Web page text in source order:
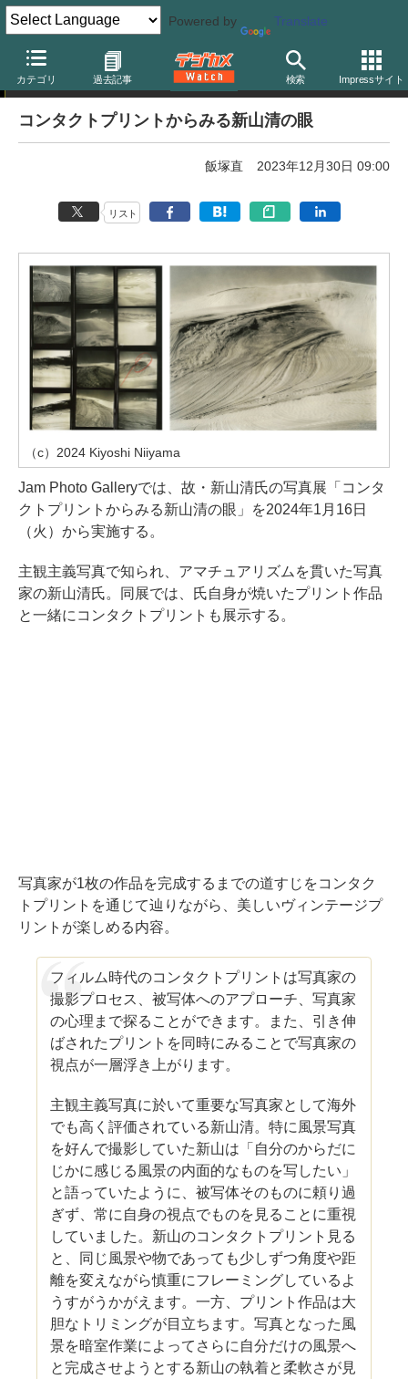
Powered by Translate
カテゴリ 過去記事 検索 Impressサイト
写真展告知
コンタクトプリントからみる新山清の眼
飯塚直 2023年12月30日 09:00
リスト
（c）2024 Kiyoshi Niiyama
Jam Photo Galleryでは、故・新山清氏の写真展「コンタ
クトプリントからみる新山清の眼」を2024年1月16日
（火）から実施する。
主観主義写真で知られ、アマチュアリズムを貫いた写真
家の新山清氏。同展では、氏自身が焼いたプリント作品
と一緒にコンタクトプリントも展示する。
写真家が1枚の作品を完成するまでの道すじをコンタク
トプリントを通じて辿りながら、美しいヴィンテージプ
リントが楽しめる内容。
フィルム時代のコンタクトプリントは写真家の
撮影プロセス、被写体へのアプローチ、写真家
の心理まで探ることができます。また、引き伸
ばされたプリントを同時にみることで写真家の
視点が一層浮き上がります。
主観主義写真に於いて重要な写真家として海外
でも高く評価されている新山清。特に風景写真
を好んで撮影していた新山は「自分のからだに
じかに感じる風景の内面的なものを写したい」
と語っていたように、被写体そのものに頼り過
ぎず、常に自身の視点でものを見ることに重視
していました。新山のコンタクトプリント見る
と、同じ風景や物であっても少しずつ角度や距
離を変えながら慎重にフレーミングしているよ
うすがうかがえます。一方、プリント作品は大
胆なトリミングが目立ちます。写真となった風
景を暗室作業によってさらに自分だけの風景へ
と完成させようとする新山の執着と柔軟さが見